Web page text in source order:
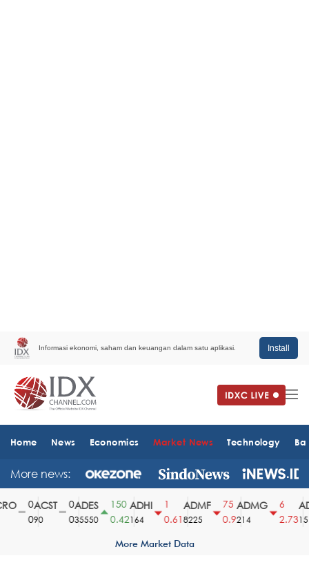
Informasi ekonomi, saham dan keuangan dalam satu aplikasi. Install
Home News Economics Market News Technology
More news:
ACST
90
ADES
35550
150
0.42
ADHI
164
0.61
ADMF
8225
75
0.9
ADMG
214
2.731510
More Market Data